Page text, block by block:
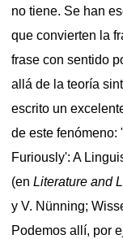
no tiene. Se han
que convierten la
frase con sentido
allá de la teoría
escrito un
de este fenómeno:
Furiously': A
(en Literature and
y V. Nünning;
Podemos allí, por